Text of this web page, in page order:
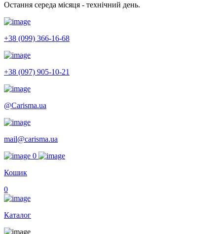
Остання середа місяця - технічний день.
+38 (099) 366-16-68
+38 (097) 905-10-21
@Carisma.ua
mail@carisma.ua
0
Кошик
0
Каталог